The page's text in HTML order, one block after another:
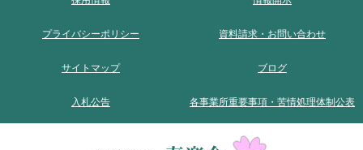
プライバシーポリシー 資料請求・お問い合わせ
サイトマップ ブログ
入札公告 各事業所重要事項・苦情処理体制公表